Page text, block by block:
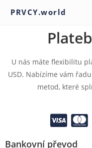
PRVCY.world
U nás máte flexibilitu
USD. Nabízíme vám
metod, které
Bankovní převod